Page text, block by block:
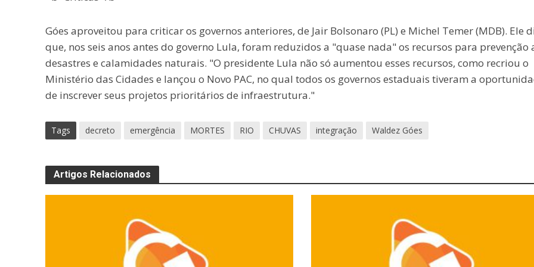
Góes aproveitou para criticar os governos anteriores, de Jair Bolsonaro (PL) e Michel Temer (MDB). Ele
que, nos seis anos antes do governo Lula, foram reduzidos a "quase nada" os recursos para prevenção
desastres e calamidades naturais. "O presidente Lula não só aumentou esses recursos, como recriou o
Ministério das Cidades e lançou o Novo PAC, no qual todos os governos estaduais tiveram a
de inscrever seus projetos prioritários de infraestrutura."
Tags decreto emergência MORTES RIO CHUVAS integração Waldez Góes
Artigos Relacionados